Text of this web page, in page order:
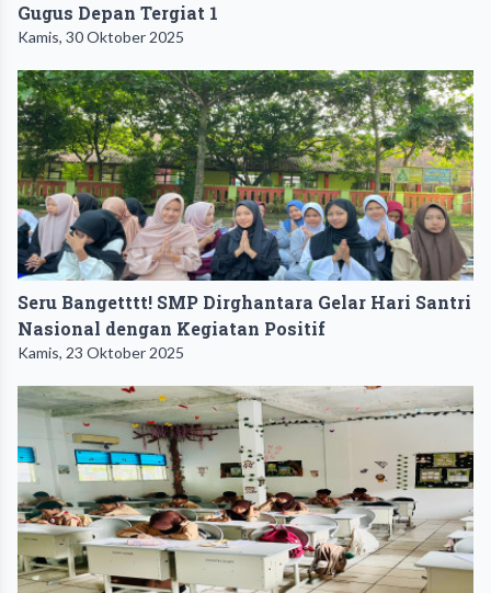
Gugus Depan Tergiat 1
Kamis, 30 Oktober 2025
Seru Bangetttt! SMP Dirghantara Gelar Hari Santri
Nasional dengan Kegiatan Positif
Kamis, 23 Oktober 2025